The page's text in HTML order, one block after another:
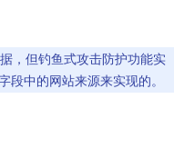
，但钓鱼式攻击防护功能实
段中的网站来源来实现的。